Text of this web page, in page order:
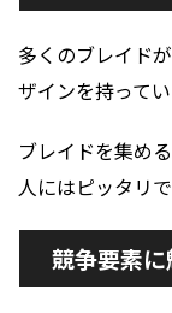
多くのブレイド
ザインを持ってい
ブレイドを集め
人にはピッタリで
競争要素